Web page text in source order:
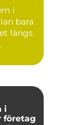
i
bara
längs
i